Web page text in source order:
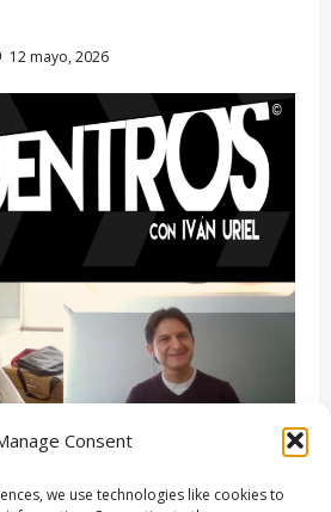
Consent
we use technologies like cookies to
12 mayo, 2026